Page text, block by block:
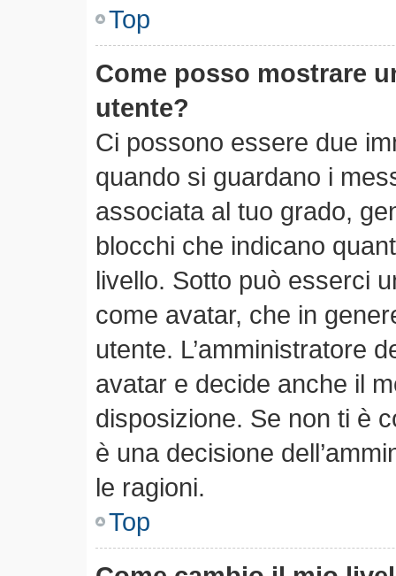
Top
Come posso mostrare
utente?
Ci possono essere due
quando si guardano i
associata al tuo grado,
blocchi che indicano
livello. Sotto può esserci
come avatar, che in
utente. L’amministratore
avatar e decide anche il
disposizione. Se non ti è
è una decisione
le ragioni.
Top